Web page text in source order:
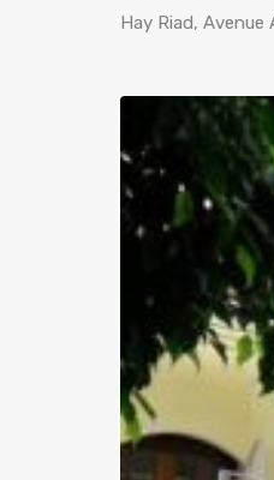
Hay Riad,